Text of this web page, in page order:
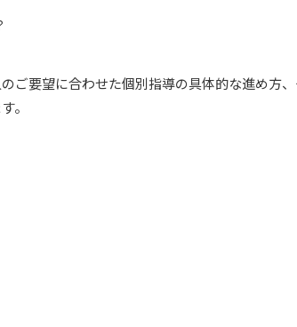
ご要望に合わせた個別指導の具体的な進め方
。